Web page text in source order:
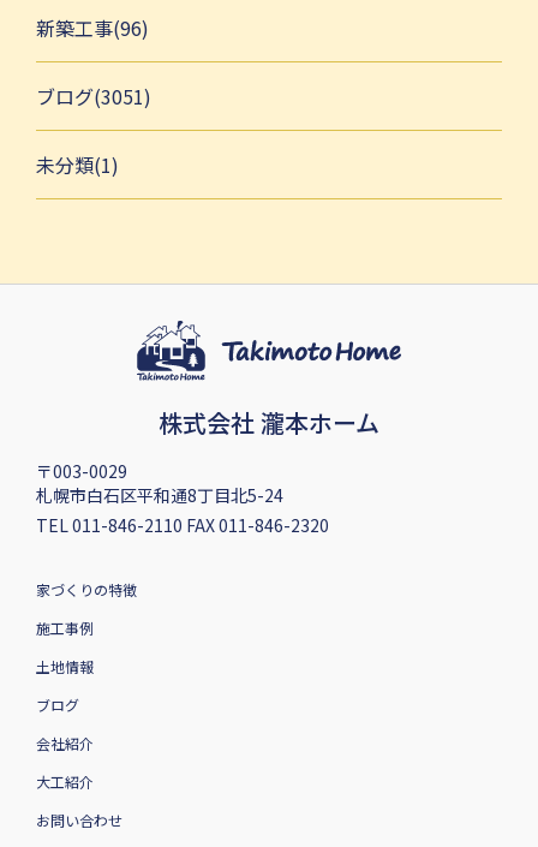
新築工事(96)
ブログ(3051)
未分類(1)
株式会社 瀧本ホーム
〒003-0029
札幌市白石区平和通8丁目北5-24
TEL 011-846-2110 FAX 011-846-2320
家づくりの特徴
施工事例
土地情報
ブログ
会社紹介
大工紹介
お問い合わせ